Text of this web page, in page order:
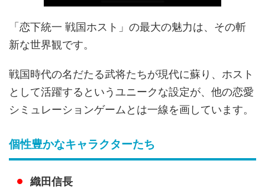
「恋下統一 戦国ホスト」の最大の魅力は、その斬
新な世界観です。
戦国時代の名だたる武将たちが現代に蘇り、ホスト
として活躍するというユニークな設定が、他の恋愛
シミュレーションゲームとは一線を画しています。
個性豊かなキャラクターたち
織田信長